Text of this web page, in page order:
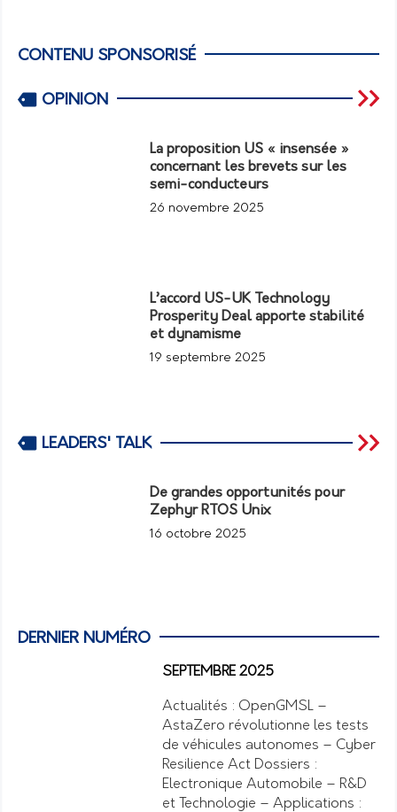
CONTENU SPONSORISÉ
OPINION
La proposition US « insensée »
concernant les brevets sur les
semi-conducteurs
26 novembre 2025
L’accord US-UK Technology
Prosperity Deal apporte stabilité
et dynamisme
19 septembre 2025
LEADERS' TALK
De grandes opportunités pour
Zephyr RTOS Unix
16 octobre 2025
DERNIER NUMÉRO
SEPTEMBRE 2025
Actualités : OpenGMSL –
AstaZero révolutionne les tests
de véhicules autonomes – Cyber
Resilience Act Dossiers :
Electronique Automobile – R&D
et Technologie – Applications :